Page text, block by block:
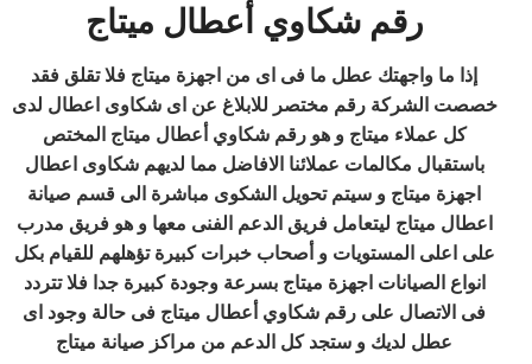
رقم شكاوي أعطال ميتاج
إذا ما واجهتك عطل ما فى اى من اجهزة ميتاج فلا تقلق فقد
خصصت الشركة رقم مختصر للابلاغ عن اى شكاوى اعطال لدى
كل عملاء ميتاج و هو رقم شكاوي أعطال ميتاج المختص
باستقبال مكالمات عملائنا الافاضل مما لديهم شكاوى اعطال
اجهزة ميتاج و سيتم تحويل الشكوى مباشرة الى قسم صيانة
اعطال ميتاج ليتعامل فريق الدعم الفنى معها و هو فريق مدرب
على اعلى المستويات و أصحاب خبرات كبيرة تؤهلهم للقيام بكل
انواع الصيانات اجهزة ميتاج بسرعة وجودة كبيرة جدا فلا تتردد
فى الاتصال على رقم شكاوي أعطال ميتاج فى حالة وجود اى
عطل لديك و ستجد كل الدعم من مراكز صيانة ميتاج